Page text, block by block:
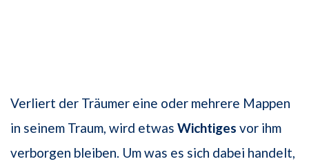
Verliert der Träumer eine oder mehrere Mappen
in seinem Traum, wird etwas Wichtiges vor ihm
verborgen bleiben. Um was es sich dabei handelt,